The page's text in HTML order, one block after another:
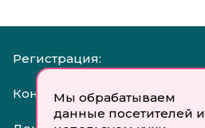
Мы обрабатываем
данные посетителей и
Регистрация:
Контакты: